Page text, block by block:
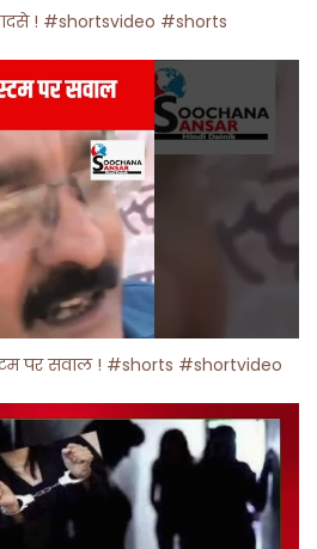
! #shortsvideo #shorts
पर सवाल ! #shorts #shortvideo